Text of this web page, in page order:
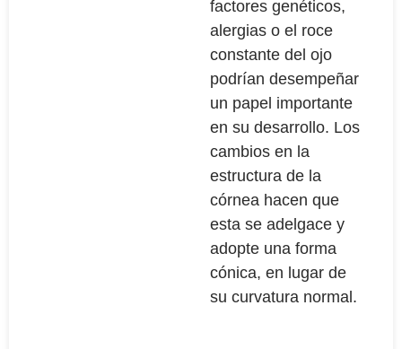
factores genéticos,
alergias o el roce
constante del ojo
podrían desempeñar
un papel importante
en su desarrollo. Los
cambios en la
estructura de la
córnea hacen que
esta se adelgace y
adopte una forma
cónica, en lugar de
su curvatura normal.